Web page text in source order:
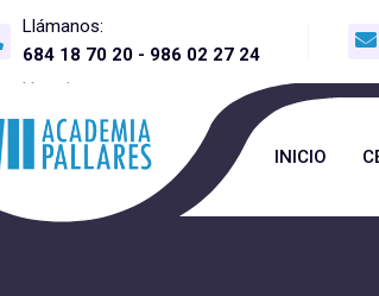
Llámanos:
684 18 70 20 - 986 02 27 24
Horario
10:00 - 12:3 0 |
16:00 - 20:00
INICIO